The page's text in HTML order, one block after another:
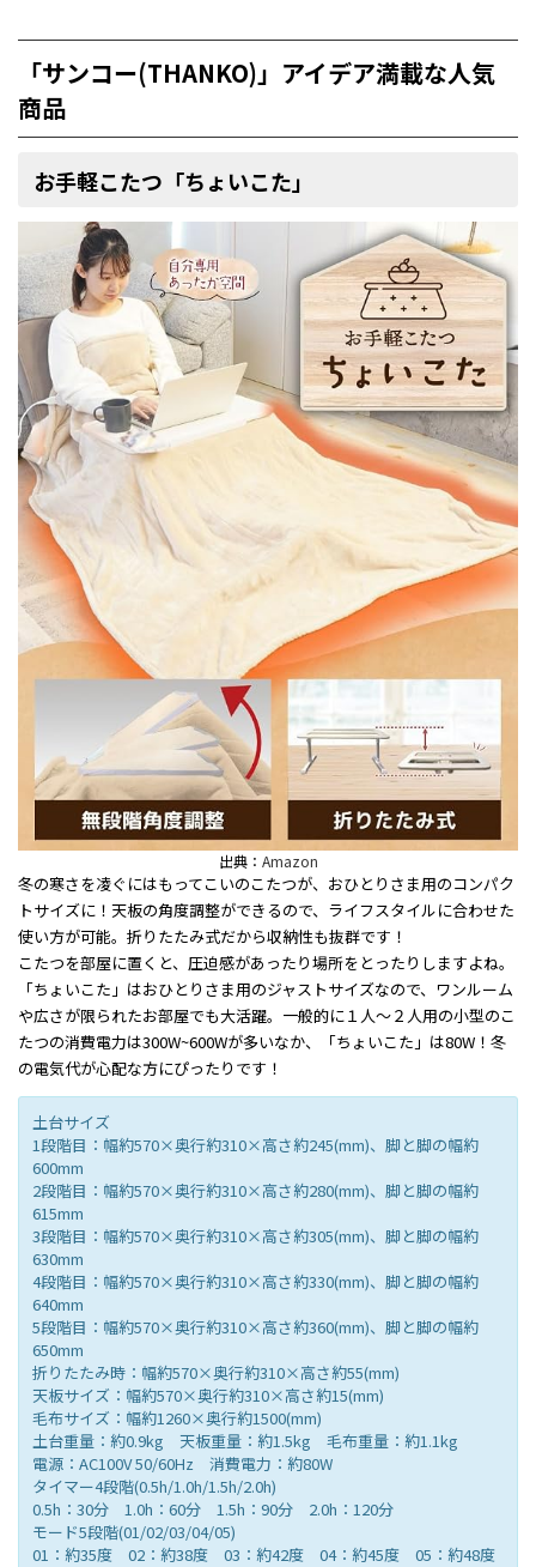
「サンコー(THANKO)」アイデア満載な人気
商品
お手軽こたつ「ちょいこた」
出典： Amazon
冬の寒さを凌ぐにはもってこいのこたつが、おひとりさま用のコンパク
トサイズに！天板の角度調整ができるので、ライフスタイルに合わせた
使い方が可能。折りたたみ式だから収納性も抜群です！
こたつを部屋に置くと、圧迫感があったり場所をとったりしますよね。
「ちょいこた」はおひとりさま用のジャストサイズなので、ワンルーム
や広さが限られたお部屋でも大活躍。一般的に１人〜２人用の小型のこ
たつの消費電力は300W~600Wが多いなか、「ちょいこた」は80W！冬
の電気代が心配な方にぴったりです！
土台サイズ
1段階目：幅約570×奥行約310×高さ約245(mm)、脚と脚の幅約
600mm
2段階目：幅約570×奥行約310×高さ約280(mm)、脚と脚の幅約
615mm
3段階目：幅約570×奥行約310×高さ約305(mm)、脚と脚の幅約
630mm
4段階目：幅約570×奥行約310×高さ約330(mm)、脚と脚の幅約
640mm
5段階目：幅約570×奥行約310×高さ約360(mm)、脚と脚の幅約
650mm
折りたたみ時：幅約570×奥行約310×高さ約55(mm)
天板サイズ：幅約570×奥行約310×高さ約15(mm)
毛布サイズ：幅約1260×奥行約1500(mm)
土台重量：約0.9kg 天板重量：約1.5kg 毛布重量：約1.1kg
電源：AC100V 50/60Hz 消費電力：約80W
タイマー4段階(0.5h/1.0h/1.5h/2.0h)
0.5h：30分 1.0h：60分 1.5h：90分 2.0h：120分
モード5段階(01/02/03/04/05)
01：約35度 02：約38度 03：約42度 04：約45度 05：約48度